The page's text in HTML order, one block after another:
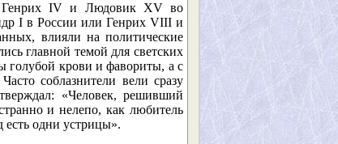
Генрих IV и Людовик XV во
I в России или Генрих VIII и
влияли на политические
главной темой для светских
голубой крови и фавориты, а с
соблазнители вели сразу
«Человек, решивший
и нелепо, как любитель
есть одни устрицы».